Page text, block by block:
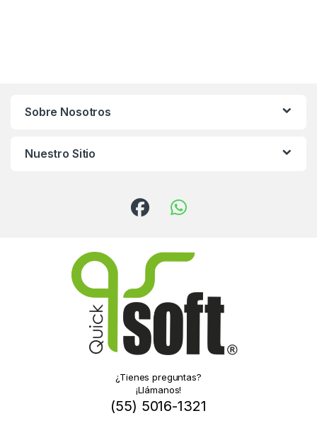
Sobre Nosotros
Nuestro Sitio
¿Tienes preguntas?
¡Llámanos!
(55) 5016-1321